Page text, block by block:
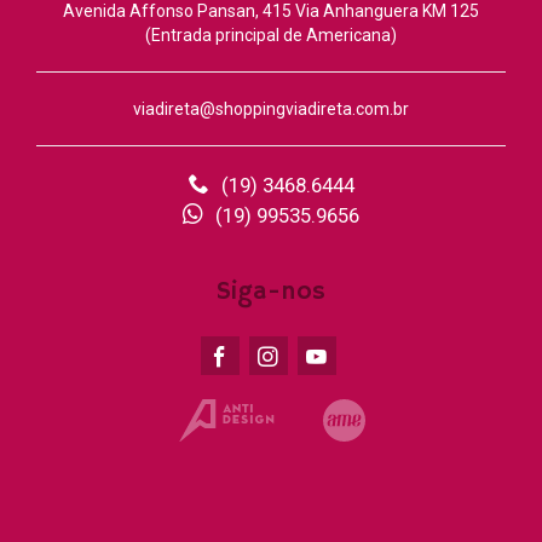
Avenida Affonso Pansan, 415 Via Anhanguera KM 125
(Entrada principal de Americana)
viadireta@shoppingviadireta.com.br
(19) 3468.6444
(19) 99535.9656
Siga-nos